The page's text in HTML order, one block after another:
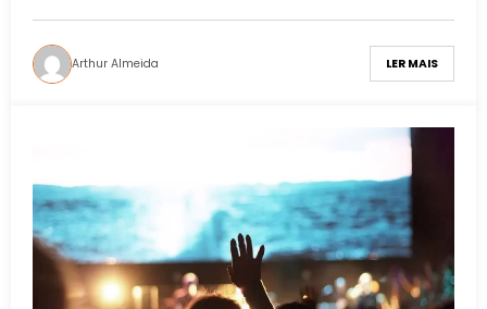
Arthur Almeida LER MAIS